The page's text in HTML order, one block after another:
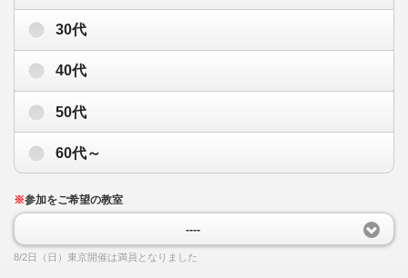
30代
40代
50代
60代～
※参加をご希望の教室
----
8/2日（日）東京開催は満員となりました